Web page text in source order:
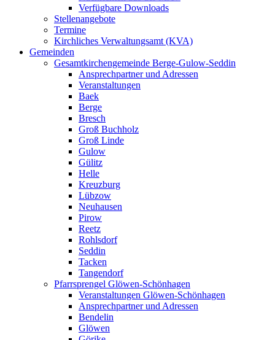
Verfügbare Downloads
Stellenangebote
Termine
Kirchliches Verwaltungsamt (KVA)
Gemeinden
Gesamtkirchengemeinde Berge-Gulow-Seddin
Ansprechpartner und Adressen
Veranstaltungen
Baek
Berge
Bresch
Groß Buchholz
Groß Linde
Gulow
Gülitz
Helle
Kreuzburg
Lübzow
Neuhausen
Pirow
Reetz
Rohlsdorf
Seddin
Tacken
Tangendorf
Pfarrsprengel Glöwen-Schönhagen
Veranstaltungen Glöwen-Schönhagen
Ansprechpartner und Adressen
Bendelin
Glöwen